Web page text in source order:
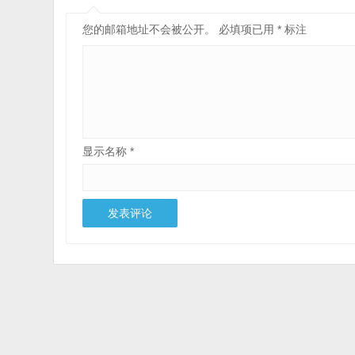
您的邮箱地址不会被公开。 必填项已用* 标注
显示名称*